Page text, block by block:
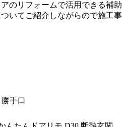
のリフォームで活用できる補助
いてご紹介しながらので施工事
手口